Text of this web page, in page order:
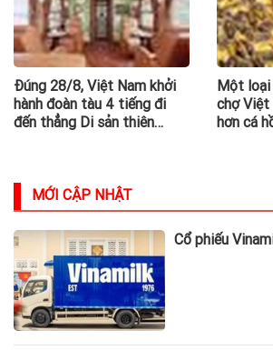
Đúng 28/8, Việt Nam khởi
hành đoàn tàu 4 tiếng đi
đến thẳng Di sản thiên
Một loại
chợ Việt
hơn cá
MỚI CẬP NHẬT
Cổ phiếu